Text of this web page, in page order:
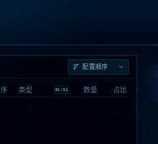
序 类型 01 /01 数量 占比